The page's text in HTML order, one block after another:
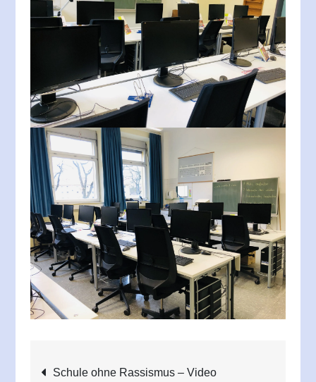
Beitragsnavigation
Schule ohne Rassismus – Video